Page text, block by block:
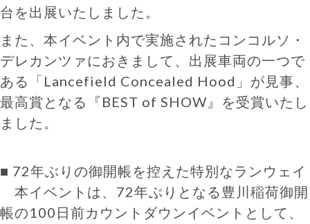
台を出展いたしました。
また、本イベント内で実施されたコンコルソ・
デレカンツァにおきまして、出展車両の一つで
ある「Lancefield Concealed Hood」が見事、
最高賞となる『BEST of SHOW』を受賞いたし
ました。
■ 72年ぶりの御開帳を控えた特別なランウェイ
本イベントは、72年ぶりとなる豊川稲荷御開
帳の100日前カウントダウンイベントとして、